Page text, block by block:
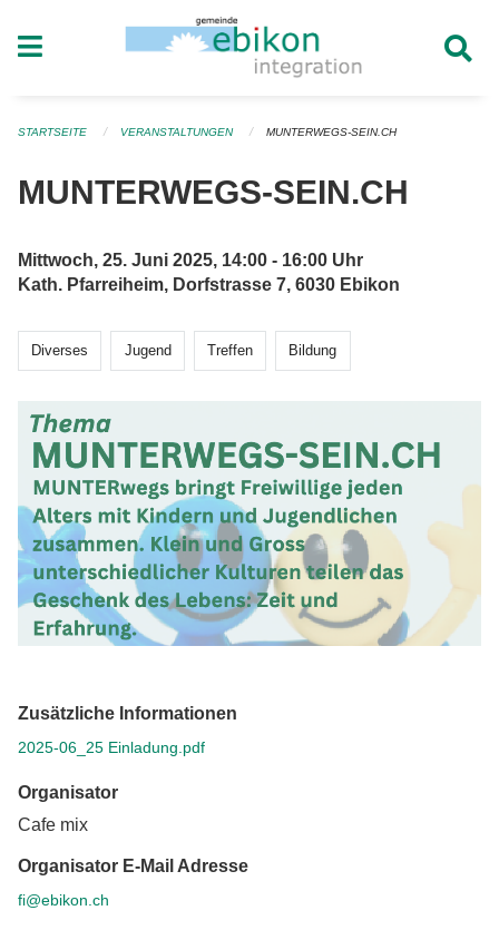
STARTSEITE VERANSTALTUNGEN MUNTERWEGS-SEIN.CH
MUNTERWEGS-SEIN.CH
Mittwoch, 25. Juni 2025, 14:00 - 16:00 Uhr
Kath. Pfarreiheim, Dorfstrasse 7, 6030 Ebikon
Diverses Jugend Treffen Bildung
Zusätzliche Informationen
2025-06_25 Einladung.pdf
Organisator
Cafe mix
Organisator E-Mail Adresse
fi@ebikon.ch